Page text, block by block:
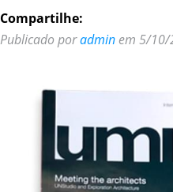
Compartilhe:
Publicado poradmin em 5/10/